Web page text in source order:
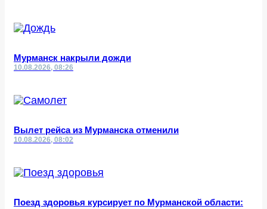
Мурманск накрыли дожди
10.08.2026, 08:26
Вылет рейса из Мурманска отменили
10.08.2026, 08:02
Поезд здоровья курсирует по Мурманской области: